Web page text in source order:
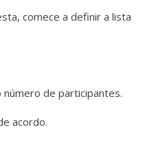
comece a definir a lista
de participantes.
acordo.